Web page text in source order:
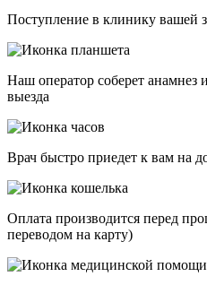
Поступление в клинику вашей
Наш оператор соберет анамнез
выезда
Врач быстро приедет к вам на
Оплата производится перед
переводом на карту)